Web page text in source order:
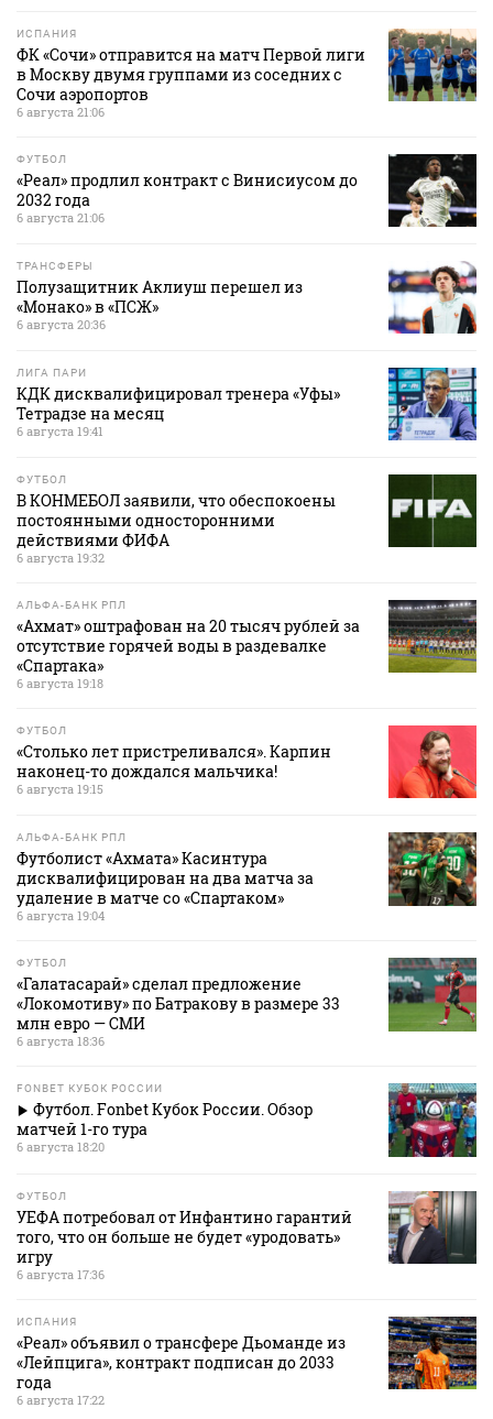
ИСПАНИЯ
ФК «Сочи» отправится на матч Первой лиги
в Москву двумя группами из соседних с
Сочи аэропортов
6 августа 21:06
ФУТБОЛ
«Реал» продлил контракт с Винисиусом до
2032 года
6 августа 21:06
ТРАНСФЕРЫ
Полузащитник Аклиуш перешел из
«Монако» в «ПСЖ»
6 августа 20:36
ЛИГА ПАРИ
КДК дисквалифицировал тренера «Уфы»
Тетрадзе на месяц
6 августа 19:41
ФУТБОЛ
В КОНМЕБОЛ заявили, что обеспокоены
постоянными односторонними
действиями ФИФА
6 августа 19:32
АЛЬФА-БАНК РПЛ
«Ахмат» оштрафован на 20 тысяч рублей за
отсутствие горячей воды в раздевалке
«Спартака»
6 августа 19:18
ФУТБОЛ
«Столько лет пристреливался». Карпин
наконец-то дождался мальчика!
6 августа 19:15
АЛЬФА-БАНК РПЛ
Футболист «Ахмата» Касинтура
дисквалифицирован на два матча за
удаление в матче со «Спартаком»
6 августа 19:04
ФУТБОЛ
«Галатасарай» сделал предложение
«Локомотиву» по Батракову в размере 33
млн евро — СМИ
6 августа 18:36
FONBET КУБОК РОССИИ
Футбол. Fonbet Кубок России. Обзор
матчей 1-го тура
6 августа 18:20
ФУТБОЛ
УЕФА потребовал от Инфантино гарантий
того, что он больше не будет «уродовать»
игру
6 августа 17:36
ИСПАНИЯ
«Реал» объявил о трансфере Дьоманде из
«Лейпцига», контракт подписан до 2033
года
6 августа 17:22